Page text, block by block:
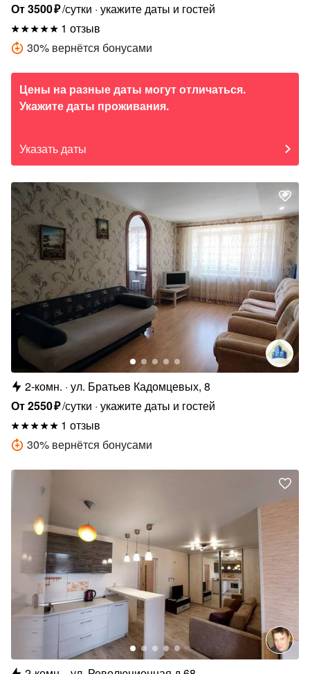
От3500₽/сутки укажите даты и гостей
1 отзыв
30% вернётся бонусами
Цены на разные даты могут отличаться.
Укажите даты проживания.
Указать даты
2-комн. ул. Братьев Кадомцевых, 8
От2550₽/сутки укажите даты и гостей
1 отзыв
30% вернётся бонусами